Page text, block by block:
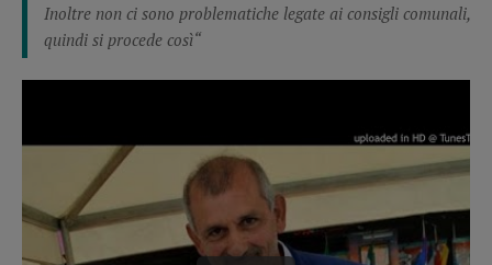
Inoltre non ci sono problematiche legate ai consigli comunali,
quindi si procede così“